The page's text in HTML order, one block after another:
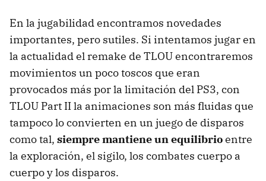
En la jugabilidad encontramos novedades
importantes, pero sutiles. Si intentamos jugar en
la actualidad el remake de TLOU encontraremos
movimientos un poco toscos que eran
provocados más por la limitación del PS3, con
TLOU Part II la animaciones son más fluidas que
tampoco lo convierten en un juego de disparos
como tal, siempre mantiene un equilibrioentre
la exploración, el sigilo, los combates cuerpo a
cuerpo y los disparos.